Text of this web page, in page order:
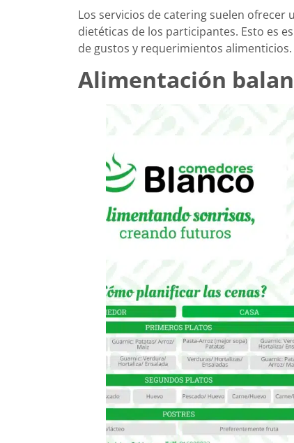
Los servicios de catering suelen ofrecer
dietéticas de los participantes. Esto es
de gustos y requerimientos alimenticios.
Alimentación